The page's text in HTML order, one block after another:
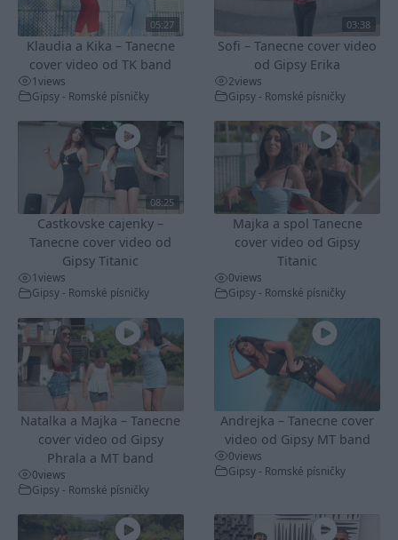
05:27
Klaudia a Kika – Tanecne
cover video od TK band
1views
Gipsy - Romské písničky
03:38
Sofi – Tanecne cover video
od Gipsy Erika
2views
Gipsy - Romské písničky
08:25
Castkovske cajenky –
Tanecne cover video od
Gipsy Titanic
1views
Gipsy - Romské písničky
Majka a spol Tanecne
cover video od Gipsy
Titanic
0views
Gipsy - Romské písničky
Natalka a Majka – Tanecne
cover video od Gipsy
Phrala a MT band
0views
Gipsy - Romské písničky
Andrejka – Tanecne cover
video od Gipsy MT band
0views
Gipsy - Romské písničky